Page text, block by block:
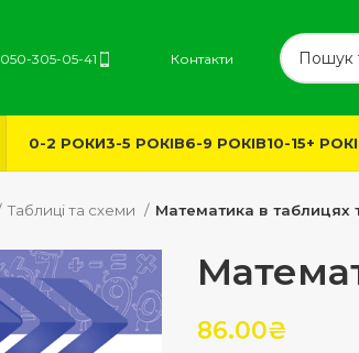
050-305-05-41 Контакти
0-2 РОКИ3-5 РОКІВ6-9 РОКІВ10-15+
Таблиці та схеми Математика в таблицях
86.00₴